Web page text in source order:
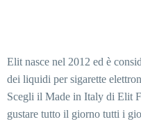
Elit nasce nel 2012 ed è
dei liquidi per sigarette
Scegli il Made in Italy di Elit
gustare tutto il giorno tutti i